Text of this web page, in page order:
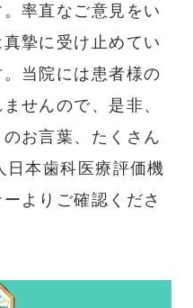
率直なご意見をい
摯に受け止めてい
当院には患者様の
せんので、是非、
お言葉、たくさん
日本歯科医療評価機
よりご確認くださ